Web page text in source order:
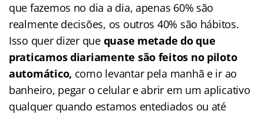
que fazemos no dia a dia, apenas 60% são
realmente decisões, os outros 40% são hábitos.
Isso quer dizer que quase metade do que
praticamos diariamente são feitos no piloto
automático, como levantar pela manhã e ir ao
banheiro, pegar o celular e abrir em um aplicativo
qualquer quando estamos entediados ou até